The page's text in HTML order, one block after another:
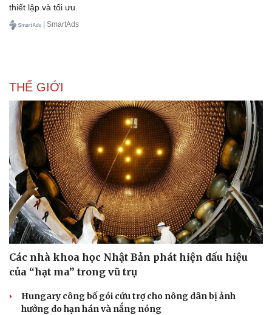
Sức khỏe
Dinh dưỡng - món ngon
Cây thuốc
Sản phụ khoa
Nhi khoa
Nam khoa
Đời sống
Nhà đẹp
thiết lập và tối ưu.
| SmartAds
THẾ GIỚI
Các nhà khoa học Nhật Bản phát hiện dấu hiệu
của “hạt ma” trong vũ trụ
Hungary công bố gói cứu trợ cho nông dân bị ảnh
hưởng do hạn hán và nắng nóng